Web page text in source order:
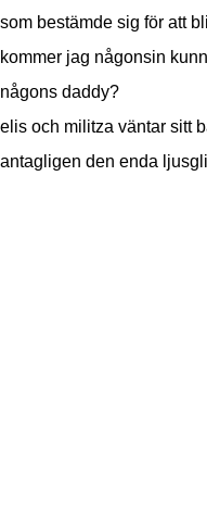
som bestämde sig för att
kommer jag någonsin
någons daddy?
elis och militza väntar sitt
antagligen den enda